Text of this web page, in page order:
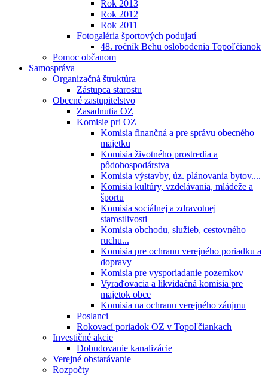
Rok 2013
Rok 2012
Rok 2011
Fotogaléria športových podujatí
48. ročník Behu oslobodenia Topoľčianok
Pomoc občanom
Samospráva
Organizačná štruktúra
Zástupca starostu
Obecné zastupitelstvo
Zasadnutia OZ
Komisie pri OZ
Komisia finančná a pre správu obecného
majetku
Komisia životného prostredia a
pôdohospodárstva
Komisia výstavby, úz. plánovania bytov....
Komisia kultúry, vzdelávania, mládeže a
športu
Komisia sociálnej a zdravotnej
starostlivosti
Komisia obchodu, služieb, cestovného
ruchu...
Komisia pre ochranu verejného poriadku a
dopravy
Komisia pre vysporiadanie pozemkov
Vyraďovacia a likvidačná komisia pre
majetok obce
Komisia na ochranu verejného záujmu
Poslanci
Rokovací poriadok OZ v Topoľčiankach
Investičné akcie
Dobudovanie kanalizácie
Verejné obstarávanie
Rozpočty